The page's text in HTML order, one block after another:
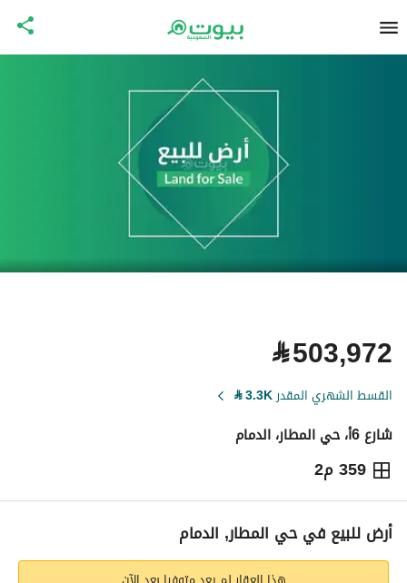
⃁503,972
القسط الشهري المقدر3.3K
⃁
شارع 6أ، حي المطار، الدمام
359 م2
⃁
503,972
التفاصيل معلومات ترخيص الإعلان
أرض للبيع في حي المطار, الدمام